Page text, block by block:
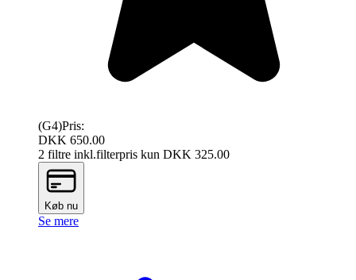
(G4)Pris:
DKK 650.00
2 filtre inkl.filterpris kun DKK 325.00
Køb nu
Se mere